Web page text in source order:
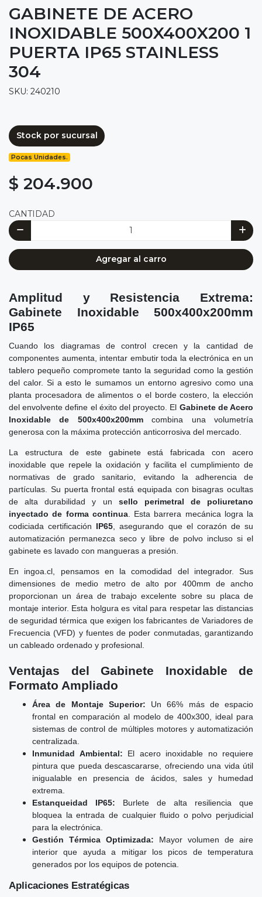
GABINETE DE ACERO
INOXIDABLE 500X400X200 1
PUERTA IP65 STAINLESS
304
SKU: 240210
Stock por sucursal
Pocas Unidades.
$ 204.900
CANTIDAD
Agregar al carro
Amplitud y Resistencia Extrema:
Gabinete Inoxidable 500x400x200mm
IP65
Cuando los diagramas de control crecen y la cantidad de
componentes aumenta, intentar embutir toda la electrónica en un
tablero pequeño compromete tanto la seguridad como la gestión
del calor. Si a esto le sumamos un entorno agresivo como una
planta procesadora de alimentos o el borde costero, la elección
del envolvente define el éxito del proyecto. El Gabinete de Acero
Inoxidable de 500x400x200mmcombina una volumetría
generosa con la máxima protección anticorrosiva del mercado.
La estructura de este gabinete está fabricada con acero
inoxidable que repele la oxidación y facilita el cumplimiento de
normativas de grado sanitario, evitando la adherencia de
partículas. Su puerta frontal está equipada con bisagras ocultas
de alta durabilidad y un sello perimetral de poliuretano
inyectado de forma continua. Esta barrera mecánica logra la
codiciada certificación IP65 , asegurando que el corazón de su
automatización permanezca seco y libre de polvo incluso si el
gabinete es lavado con mangueras a presión.
En ingoa.cl, pensamos en la comodidad del integrador. Sus
dimensiones de medio metro de alto por 400mm de ancho
proporcionan un área de trabajo excelente sobre su placa de
montaje interior. Esta holgura es vital para respetar las distancias
de seguridad térmica que exigen los fabricantes de Variadores de
Frecuencia (VFD) y fuentes de poder conmutadas, garantizando
un cableado ordenado y profesional.
Ventajas del Gabinete Inoxidable de
Formato Ampliado
Área de Montaje Superior: Un 66% más de espacio
frontal en comparación al modelo de 400x300, ideal para
sistemas de control de múltiples motores y automatización
centralizada.
Inmunidad Ambiental: El acero inoxidable no requiere
pintura que pueda descascararse, ofreciendo una vida útil
inigualable en presencia de ácidos, sales y humedad
extrema.
Estanqueidad IP65: Burlete de alta resiliencia que
bloquea la entrada de cualquier fluido o polvo perjudicial
para la electrónica.
Gestión Térmica Optimizada: Mayor volumen de aire
interior que ayuda a mitigar los picos de temperatura
generados por los equipos de potencia.
Aplicaciones Estratégicas